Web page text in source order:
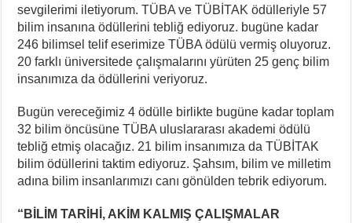
sevgilerimi iletiyorum. TÜBA ve TÜBİTAK ödülleriyle 57
bilim insanına ödüllerini tebliğ ediyoruz. bugüne kadar
246 bilimsel telif eserimize TÜBA ödülü vermiş oluyoruz.
20 farklı üniversitede çalışmalarını yürüten 25 genç bilim
insanımıza da ödüllerini veriyoruz.
Bugün vereceğimiz 4 ödülle birlikte bugüne kadar toplam
32 bilim öncüsüne TÜBA uluslararası akademi ödülü
tebliğ etmiş olacağız. 21 bilim insanımıza da TÜBİTAK
bilim ödüllerini taktim ediyoruz. Şahsım, bilim ve milletim
adına bilim insanlarımızı canı gönülden tebrik ediyorum.
“BİLİM TARİHİ, AKİM KALMIŞ ÇALIŞMALAR